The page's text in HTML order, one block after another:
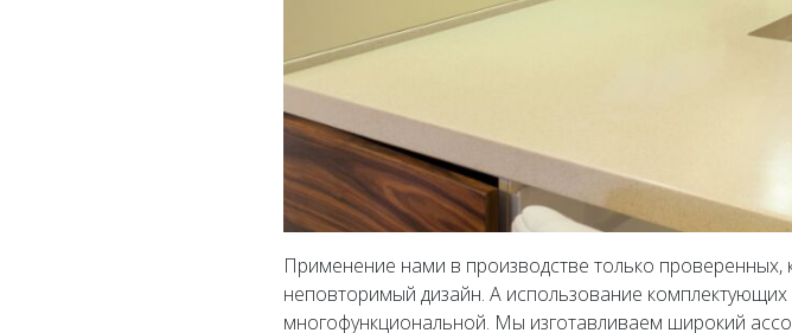
Применение нами в производстве только
неповторимый дизайн. А использование
многофункциональной. Мы изготавливаем широкий